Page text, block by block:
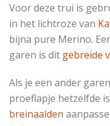
Voor deze trui is
in het lichtroze van
bijna pure Merino.
garen is dit gebreide
Als je een ander
proeflapje hetzelfde
breinaalden